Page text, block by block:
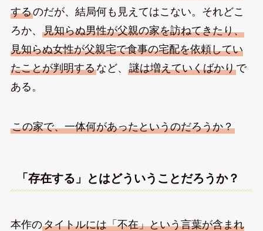
するのだが、結局何も見えてはこない。それどこ
ろか、 見知らぬ男性が父親の家を訪ねてきたり、
見知らぬ女性が父親宅で食事の宅配を依頼してい
たことが判明するなど、 謎は増えていくばかりで
ある。
この家で、一体何があったというのだろうか？
「存在する」とはどういうことだろうか？
本作のタイトルには「不在」という言葉が含まれ